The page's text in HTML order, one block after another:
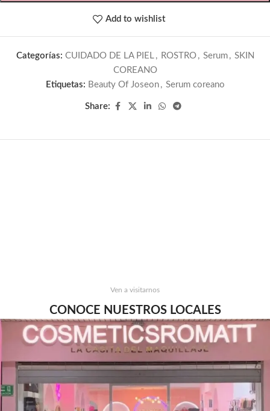
Add to wishlist
Categorías: CUIDADO DE LA PIEL , ROSTRO , Serum , SKIN
COREANO
Etiquetas: Beauty Of Joseon , Serum coreano
Share:
Ven a visitarnos
CONOCE NUESTROS LOCALES